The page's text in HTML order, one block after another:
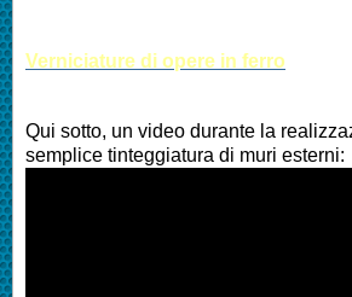
Verniciature di opere in ferro
Qui sotto, un video durante la
semplice tinteggiatura di muri esterni: